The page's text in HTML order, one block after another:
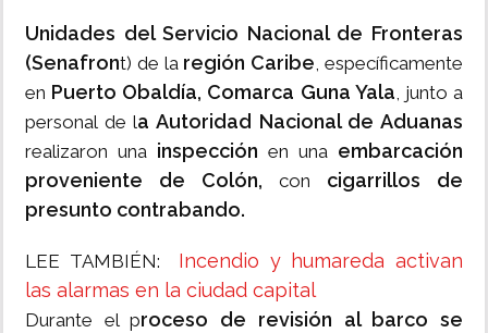
Unidades del Servicio Nacional de Fronteras
(Senafront) de la región Caribe, específicamente
en Puerto Obaldía, Comarca Guna Yala, junto a
personal de la Autoridad Nacional de Aduanas
realizaron una inspección en una embarcación
proveniente de Colón, con cigarrillos de
presunto contrabando.
LEE TAMBIÉN: Incendio y humareda activan
las alarmas en la ciudad capital
Durante el proceso de revisión al barco se